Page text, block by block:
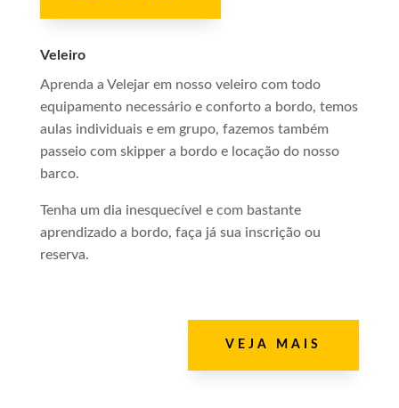
Veleiro
Aprenda a Velejar em nosso veleiro com todo
equipamento necessário e conforto a bordo, temos
aulas individuais e em grupo, fazemos também
passeio com skipper a bordo e locação do nosso
barco.
Tenha um dia inesquecível e com bastante
aprendizado a bordo, faça já sua inscrição ou
reserva.
VEJA MAIS